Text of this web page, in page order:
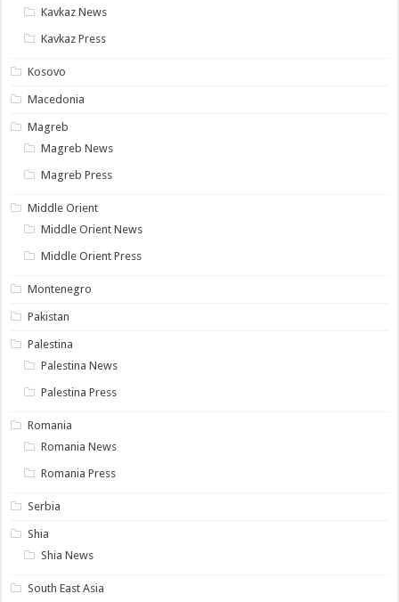
Kavkaz News
Kavkaz Press
Kosovo
Macedonia
Magreb
Magreb News
Magreb Press
Middle Orient
Middle Orient News
Middle Orient Press
Montenegro
Pakistan
Palestina
Palestina News
Palestina Press
Romania
Romania News
Romania Press
Serbia
Shia
Shia News
South East Asia